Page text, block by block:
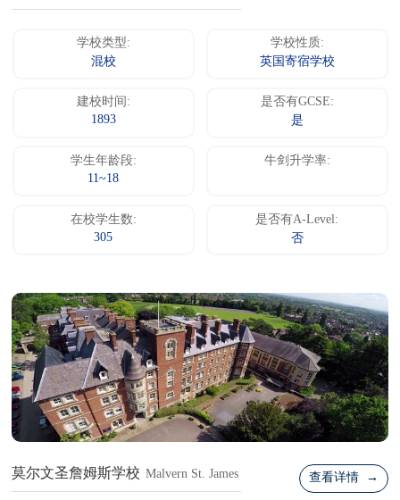
学校类型:
混校
学校性质:
英国寄宿学校
建校时间:
1893
是否有GCSE:
是
学生年龄段:
11~18
牛剑升学率:
在校学生数:
305
是否有A-Level:
否
莫尔文圣詹姆斯学校 Malvern St. James 查看详情 →